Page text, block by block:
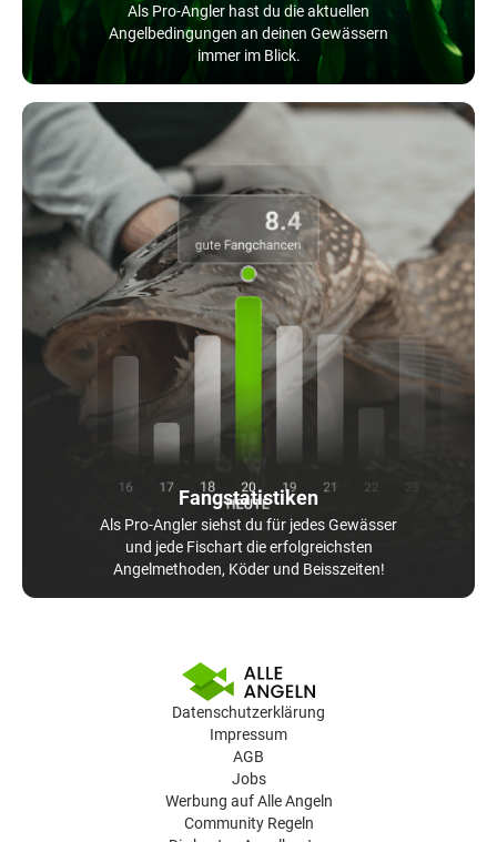
Als Pro-Angler hast du die aktuellen
Angelbedingungen an deinen Gewässern
immer im Blick.
Fangstatistiken
Als Pro-Angler siehst du für jedes Gewässer
und jede Fischart die erfolgreichsten
Angelmethoden, Köder und Beisszeiten!
Datenschutzerklärung
Impressum
AGB
Jobs
Werbung auf Alle Angeln
Community Regeln